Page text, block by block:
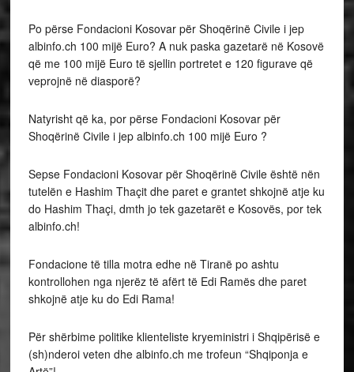
Po përse Fondacioni Kosovar për Shoqërinë Civile i jep
albinfo.ch 100 mijë Euro? A nuk paska gazetarë në Kosovë
që me 100 mijë Euro të sjellin portretet e 120 figurave që
veprojnë në diasporë?
Natyrisht që ka, por përse Fondacioni Kosovar për
Shoqërinë Civile i jep albinfo.ch 100 mijë Euro ?
Sepse Fondacioni Kosovar për Shoqërinë Civile është nën
tutelën e Hashim Thaçit dhe paret e grantet shkojnë atje ku
do Hashim Thaçi, dmth jo tek gazetarët e Kosovës, por tek
albinfo.ch!
Fondacione të tilla motra edhe në Tiranë po ashtu
kontrollohen nga njerëz të afërt të Edi Ramës dhe paret
shkojnë atje ku do Edi Rama!
Për shërbime politike klienteliste kryeministri i Shqipërisë e
(sh)nderoi veten dhe albinfo.ch me trofeun “Shqiponja e